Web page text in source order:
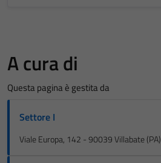
A cura di
Questa pagina è gestita da
Settore I
Viale Europa, 142 - 90039 Villabate (PA)